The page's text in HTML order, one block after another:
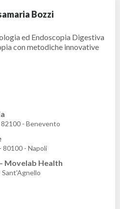
Bozzi
ed Endoscopia Digestiva
con metodiche innovative
82100 - Benevento
80100 - Napoli
Movelab Health
Sant'Agnello